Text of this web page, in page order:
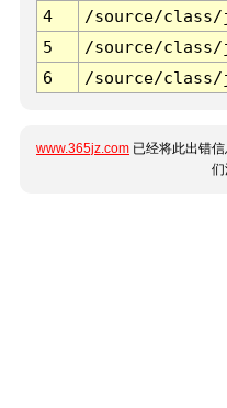
4
/source/class/
5
/source/class/
6
/source/class/
www.365jz.com 已经将此出错
们